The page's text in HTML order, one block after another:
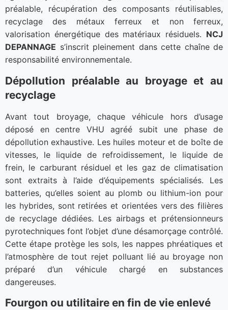
préalable, récupération des composants réutilisables,
recyclage des métaux ferreux et non ferreux,
valorisation énergétique des matériaux résiduels. NCJ
DEPANNAGE s’inscrit pleinement dans cette chaîne de
responsabilité environnementale.
Dépollution préalable au broyage et au
recyclage
Avant tout broyage, chaque véhicule hors d’usage
déposé en centre VHU agréé subit une phase de
dépollution exhaustive. Les huiles moteur et de boîte de
vitesses, le liquide de refroidissement, le liquide de
frein, le carburant résiduel et les gaz de climatisation
sont extraits à l’aide d’équipements spécialisés. Les
batteries, qu’elles soient au plomb ou lithium-ion pour
les hybrides, sont retirées et orientées vers des filières
de recyclage dédiées. Les airbags et prétensionneurs
pyrotechniques font l’objet d’une désamorçage contrôlé.
Cette étape protège les sols, les nappes phréatiques et
l’atmosphère de tout rejet polluant lié au broyage non
préparé d’un véhicule chargé en substances
dangereuses.
Fourgon ou utilitaire en fin de vie enlevé